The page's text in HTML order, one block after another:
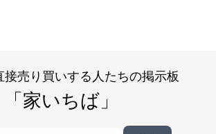
接売り買いする人たちの掲示板
「家いちば」